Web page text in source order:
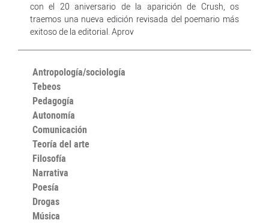
con el 20 aniversario de la aparición de Crush, os
traemos una nueva edición revisada del poemario más
exitoso de la editorial. Aprov
Antropología/sociología
Tebeos
Pedagogía
Autonomía
Comunicación
Teoría del arte
Filosofía
Narrativa
Poesía
Drogas
Música